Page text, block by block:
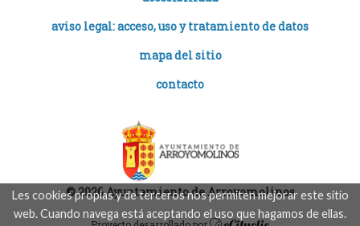
Les cookies propias y de terceros nos permiten mejorar este sitio
web. Cuando navega está aceptando el uso que hagamos de ellas.
aviso legal: acceso, uso y tratamiento de datos
mapa del sitio
contacto
© 2026 Ayuntamiento de Arroyomolinos